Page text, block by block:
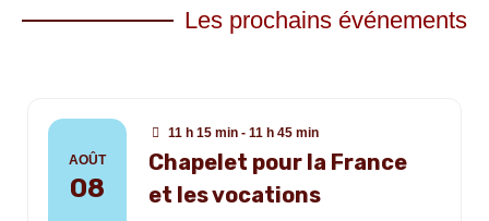
Les prochains événements
AOÛT
08
11 h 15 min - 11 h 45 min
Chapelet pour la France
et les vocations